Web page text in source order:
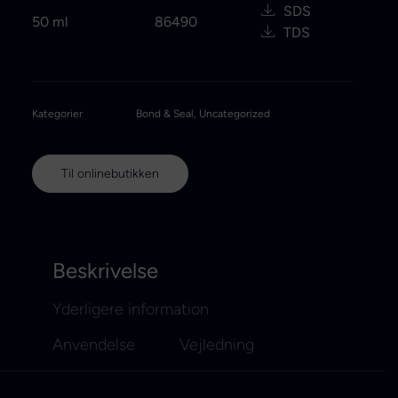
50 ml 86490
SDS
TDS
Kategorier Bond & Seal, Uncategorized
Til onlinebutikken
Beskrivelse
Yderligere information
Anvendelse
Vejledning